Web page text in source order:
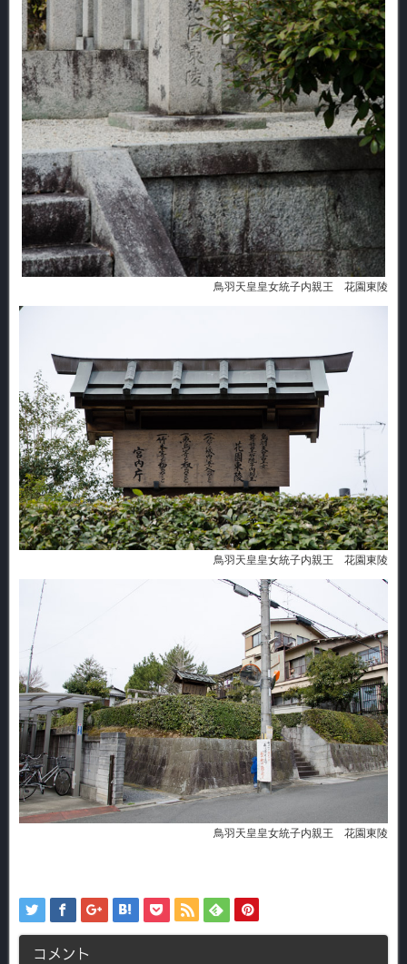
鳥羽天皇皇女統子内親王 花園東陵
鳥羽天皇皇女統子内親王 花園東陵
鳥羽天皇皇女統子内親王 花園東陵
コメント